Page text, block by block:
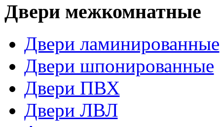
Двери межкомнатные
Двери ламинированные
Двери шпонированные
Двери ПВХ
Двери ЛВЛ